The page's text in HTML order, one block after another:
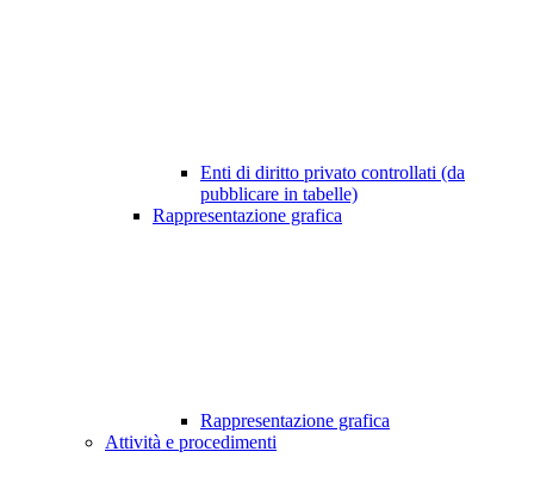
Enti di diritto privato controllati (da
pubblicare in tabelle)
Rappresentazione grafica
Rappresentazione grafica
Attività e procedimenti